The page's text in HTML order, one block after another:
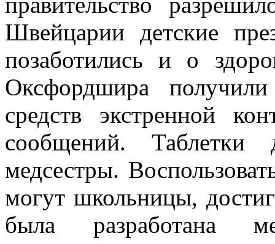
Швейцарии детские
позаботились и о
Оксфордшира
средств экстренной
сообщений. Таблетки
медсестры.
могут школьницы,
была разработана